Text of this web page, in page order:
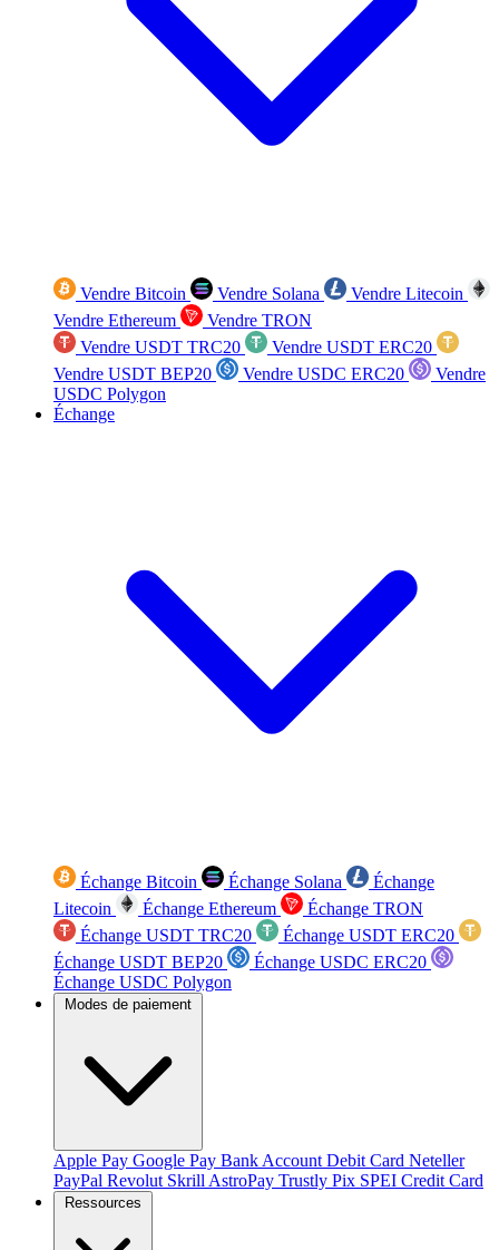
Vendre Bitcoin Vendre Solana
Vendre Litecoin
Vendre Ethereum
Vendre TRON
Vendre USDT TRC20
Vendre USDT ERC20
Vendre USDT BEP20
Vendre USDC ERC20
Vendre
USDC Polygon
Échange
Échange Bitcoin Échange Solana
Échange
Litecoin
Échange Ethereum
Échange TRON
Échange USDT TRC20
Échange USDT ERC20
Échange USDT BEP20
Échange USDC ERC20
Échange USDC Polygon
Modes de paiement
Apple Pay Google Pay Bank Account Debit Card Neteller
PayPal Revolut Skrill AstroPay Trustly Pix SPEI Credit Card
Ressources